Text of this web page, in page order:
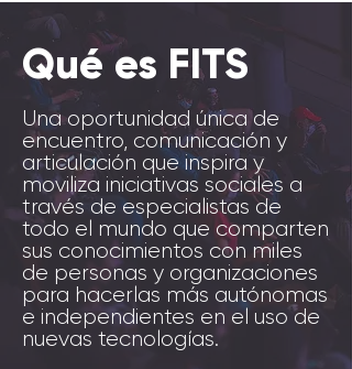
Qué es FITS
Una oportunidad única de
encuentro, comunicación y
articulación que inspira y
moviliza iniciativas sociales a
través de especialistas de
todo el mundo que comparten
sus conocimientos con miles
de personas y organizaciones
para hacerlas más autónomas
e independientes en el uso de
nuevas tecnologías.